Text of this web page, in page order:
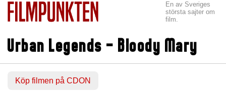
En av Sveriges
största sajter om
film.
Urban Legends - Bloody Mary
Köp filmen på CDON